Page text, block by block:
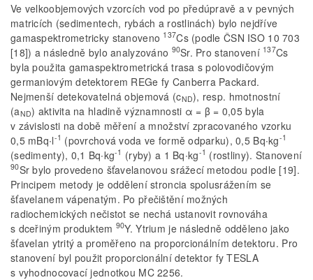
Ve velkoobjemových vzorcích vod po předúpravě a v pevných
matricích (sedimentech, rybách a rostlinách) bylo nejdříve
gamaspektrometricky stanoveno 137Cs (podle ČSN ISO 10 703
[18]) a následně bylo analyzováno 90Sr. Pro stanovení 137Cs
byla použita gamaspektrometrická trasa s polovodičovým
germaniovým detektorem REGe fy Canberra Packard.
Nejmenší detekovatelná objemová (cND), resp. hmotnostní
(aND) aktivita na hladině významnosti α = β = 0,05 byla
v závislosti na době měření a množství zpracovaného vzorku
0,5 mBq∙l-1 (povrchová voda ve formě odparku), 0,5 Bq∙kg-1
(sedimenty), 0,1 Bq∙kg-1 (ryby) a 1 Bq∙kg-1 (rostliny). Stanovení
90Sr bylo provedeno šťavelanovou srážecí metodou podle [19].
Principem metody je oddělení stroncia spolusrážením se
šťavelanem vápenatým. Po přečištění možných
radiochemických nečistot se nechá ustanovit rovnováha
s dceřiným produktem 90Y. Ytrium je následně odděleno jako
šťavelan ytritý a proměřeno na proporcionálním detektoru. Pro
stanovení byl použit proporcionální detektor fy TESLA
s vyhodnocovací jednotkou MC 2256.